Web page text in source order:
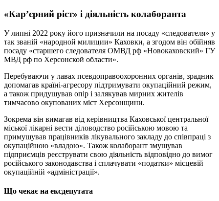
«Кар’єрний ріст» і діяльність колаборанта
У липні 2022 року його призначили на посаду «следователя» у
так званій «народной милиции» Каховки, а згодом він обійняв
посаду «старшего следователя ОМВД рф «Новокаховский» ГУ
МВД рф по Херсонской области».
Перебуваючи у лавах псевдоправоохоронних органів, зрадник
допомагав країні-агресору підтримувати окупаційний режим,
а також придушував опір і залякував мирних жителів
тимчасово окупованих міст Херсонщини.
Зокрема він вимагав від керівництва Каховської центральної
міської лікарні вести діловодство російською мовою та
примушував працівників лікувального закладу до співпраці з
окупаційною «владою». Також колаборант змушував
підприємців реєструвати свою діяльність відповідно до вимог
російського законодавства і сплачувати «податки» місцевій
окупаційній «адміністрації».
Що чекає на ексдепутата